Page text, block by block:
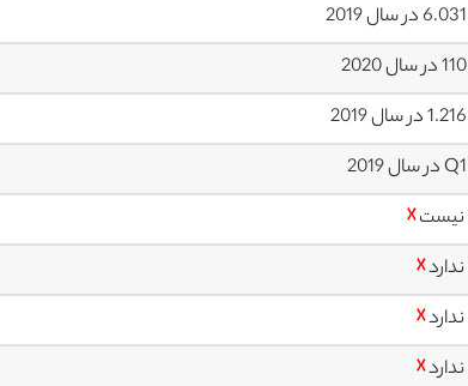
6.031 در سال 2019
110 در سال 2020
1.216 در سال 2019
Q1 در سال 2019
نیست☓
ندارد☓
ندارد☓
ندارد☓